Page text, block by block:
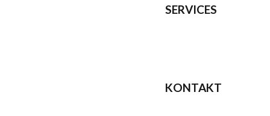
SERVICES
KONTAKT